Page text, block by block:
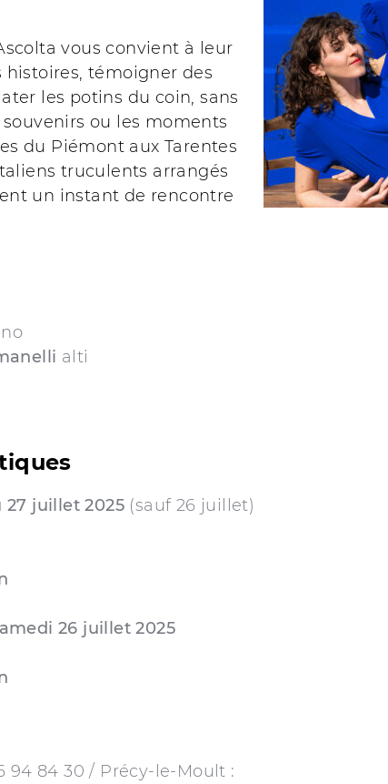
vous convient à leur
témoigner des
les potins du coin, sans
ou les moments
du Piémont aux Tarentes
truculents arrangés
un instant de rencontre
alti
27 juillet 2025 (sauf 26 juillet)
26 juillet 2025
94 84 30 / Précy-le-Moult :